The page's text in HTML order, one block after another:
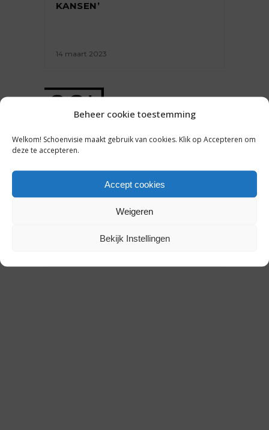
Beheer cookie toestemming
Welkom! Schoenvisie maakt gebruik van cookies. Klik op Accepteren om
deze te accepteren.
Accept cookies
Weigeren
Bekijk Instellingen
KANSEN’
14 maart 2023
FLORIS SPRANGERS WILDE
HIJ DE BEKENDSTE
SCHOENENZAAK VAN